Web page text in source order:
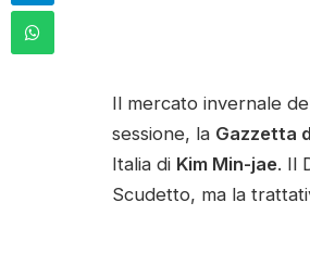
Il mercato invernale
sessione, la Gazzetta
Italia di Kim Min-jae. Il
Scudetto, ma la